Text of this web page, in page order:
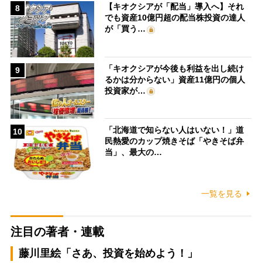
8
【キオクシアが「配当」導入へ】それ
でも資産10億円超の配当株投資の達人
が「買う…
9
「キオクシアが今後も利益を出し続け
るかは分からない」資産11億円の個人
投資家が…
10
「北海道で知らない人はいない！」道
民熱愛のカップ焼きそば「やきそば弁
当」、最大の…
一覧を見る
注目の著者・連載
藤川里絵「さあ、投資を始めよう！」